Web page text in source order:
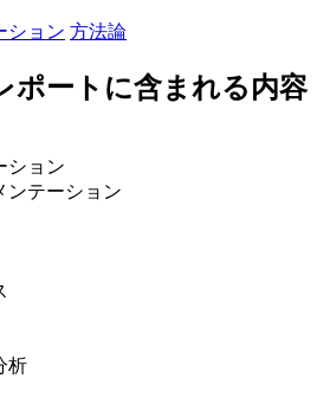
ション 方法論
ポートに含まれる内容
ション
ンテーション
析